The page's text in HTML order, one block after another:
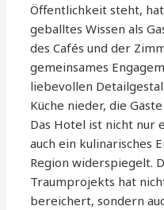
Öffentlichkeit steht,
geballtes Wissen als
des Cafés und der
gemeinsames
liebevollen
Küche nieder, die
Das Hotel ist nicht nur
auch ein kulinarisches
Region widerspiegelt.
Traumprojekts hat
bereichert, sondern